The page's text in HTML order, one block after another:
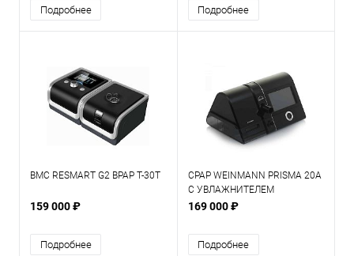
Подробнее Подробнее
BMC RESMART G2 BPAP Т-30T
159 000 ₽
Подробнее
CPAP WEINMANN PRISMA 20A
C УВЛАЖНИТЕЛЕМ
169 000 ₽
Подробнее